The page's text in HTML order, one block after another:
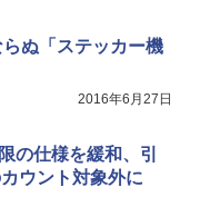
ぬ「ステッカー機
2016年6月27日
の仕様を緩和、引
ウント対象外に